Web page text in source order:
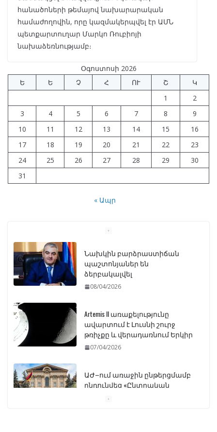
հանածոների թեմայով նախարարական
համաժողովին, որը կազմակերպվել էր ԱՄՆ
պետքարտուղար Մարկո Ռուբիոյի
նախաձեռնությամբ։
Օգոստոսի 2026
Ե
Ե Չ Հ ՈՒ Շ
Կ
1
2
3
4 5 6 7 8
9
10
11 12 13 14 15
16
17
18 19 20 21 22
23
24
25 26 27 28 29
30
31
« Ապր
Նախկին բարձրաստիճան
պաշտոնյաներ են
ձերբակալվել
08/04/2026
Artemis II առաքելությունը
ավարտում է Լուսնի շուրջ
թռիչքը և վերադառնում Երկիր
07/04/2026
ԱԺ–ում առաջին ընթերցմամբ
ընդունվեց «Ընտրական